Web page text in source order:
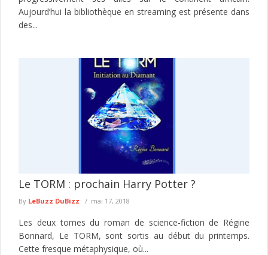
Aujourd’hui la bibliothèque en streaming est présente dans
des...
Le TORM : prochain Harry Potter ?
By LeBuzz DuBizz mai 17, 2018
Les deux tomes du roman de science-fiction de Régine
Bonnard, Le TORM, sont sortis au début du printemps.
Cette fresque métaphysique, où...